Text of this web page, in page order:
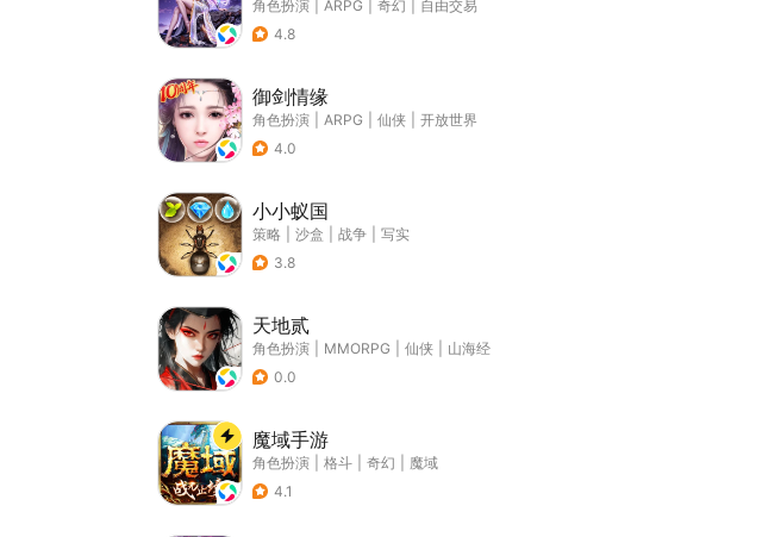
角色扮演 ARPG 奇幻
自由交易
4.8
御剑情缘
角色扮演 ARPG 仙侠
开放世界
4.0
小小蚁国
策略 沙盒 战争
写实
3.8
天地贰
角色扮演 MMORPG 仙侠
山海经
0.0
魔域手游
角色扮演 格斗 奇幻
魔域
4.1